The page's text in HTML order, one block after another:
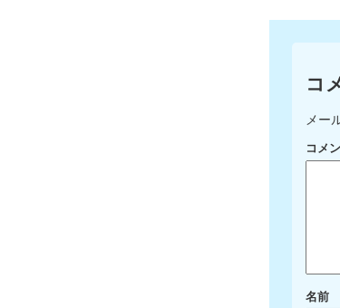
コ
メー
コメ
名前